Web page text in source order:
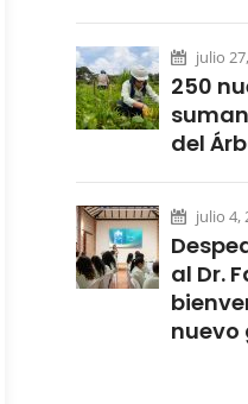
julio
250
del
julio 4,
al Dr.
nuevo